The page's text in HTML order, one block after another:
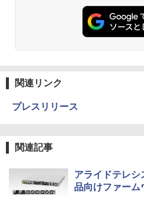
関連リンク
プレスリリース
関連記事
アライドテレシ
品向けファーム